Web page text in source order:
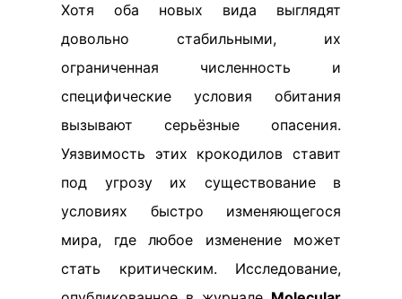
Хотя оба новых вида выглядят
довольно стабильными, их
ограниченная численность и
специфические условия обитания
вызывают серьёзные опасения.
Уязвимость этих крокодилов ставит
под угрозу их существование в
условиях быстро изменяющегося
мира, где любое изменение может
стать критическим. Исследование,